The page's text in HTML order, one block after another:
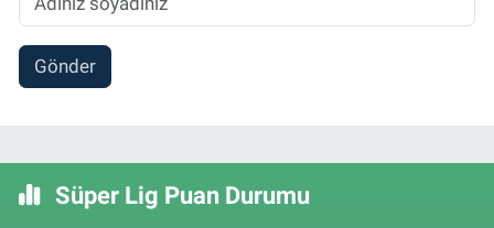
Gönder
Süper Lig Puan Durumu